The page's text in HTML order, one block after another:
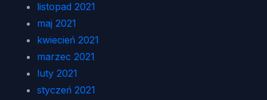
listopad 2021
maj 2021
kwiecień 2021
marzec 2021
luty 2021
styczeń 2021